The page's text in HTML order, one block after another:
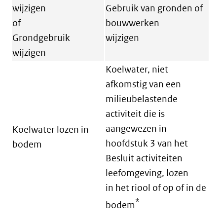
wijzigen
of
Grondgebruik
wijzigen
Gebruik van gronden of
bouwwerken
wijzigen
Koelwater lozen in
bodem
Koelwater, niet
afkomstig van een
milieubelastende
activiteit die is
aangewezen in
hoofdstuk 3 van het
Besluit activiteiten
leefomgeving, lozen
in het riool of op of in de
bodem*